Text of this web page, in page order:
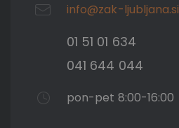
info@zak-ljubljana.si
01 51 01 634
041 644 044
pon-pet 8:00-16:00